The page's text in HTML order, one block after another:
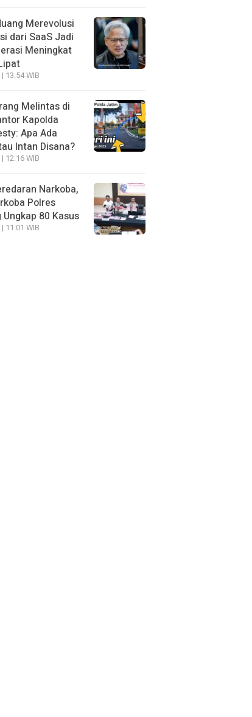
Merevolusi
dari SaaS Jadi
Meningkat
13:54 WIB
Melintas di
Kapolda
Apa Ada
Intan Disana?
12:16 WIB
Narkoba,
Polres
80 Kasus
11:01 WIB